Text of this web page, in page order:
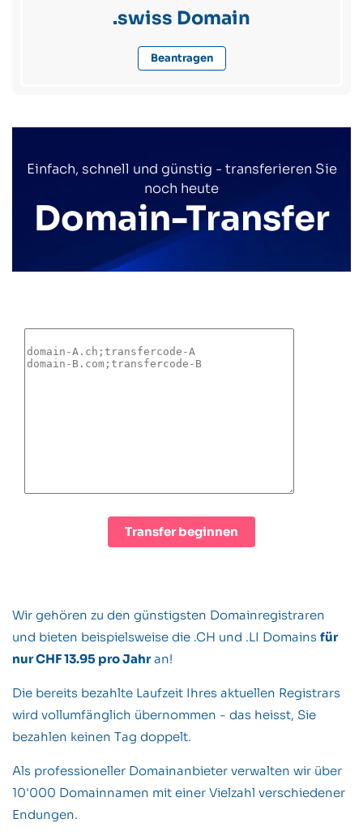
.swiss Domain
Beantragen
Einfach, schnell und günstig - transferieren Sie
noch heute
Domain-Transfer
Wir gehören zu den günstigsten Domainregistraren
und bieten beispielsweise die .CH und .LI Domains für
nur CHF 13.95 pro Jahran!
Die bereits bezahlte Laufzeit Ihres aktuellen Registrars
wird vollumfänglich übernommen - das heisst, Sie
bezahlen keinen Tag doppelt.
Als professioneller Domainanbieter verwalten wir über
10'000 Domainnamen mit einer Vielzahl verschiedener
Endungen.